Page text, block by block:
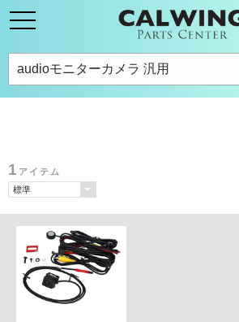
1 アイテム